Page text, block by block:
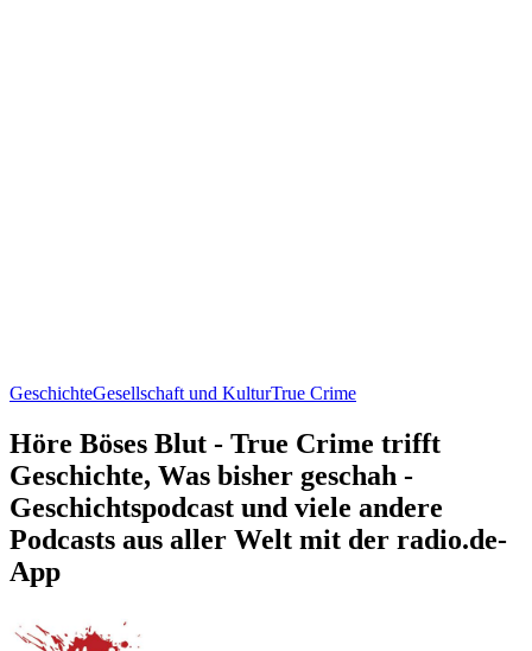
GeschichteGesellschaft und KulturTrue Crime
Höre Böses Blut - True Crime trifft
Geschichte, Was bisher geschah -
Geschichtspodcast und viele andere
Podcasts aus aller Welt mit der radio.de-
App